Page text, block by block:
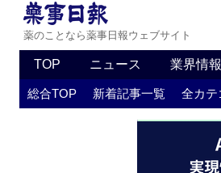
薬のことなら薬事日報ウェブサイト
TOP ニュース 業界情報
総合TOP 新着記事一覧 全カテ